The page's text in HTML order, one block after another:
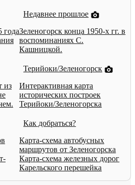
года
Недавнее прошлое
Зеленогорск конца 1950-х гг. в
воспоминаниях С.
Кашницкой.
из
Терийоки/Зеленогорск
Интерактивная карта
исторических построек
Терийоки/Зеленогорска
Как добраться?
Карта-схема автобусных
маршрутов от Зеленогорска
Карта-схема железных дорог
Карельского перешейка